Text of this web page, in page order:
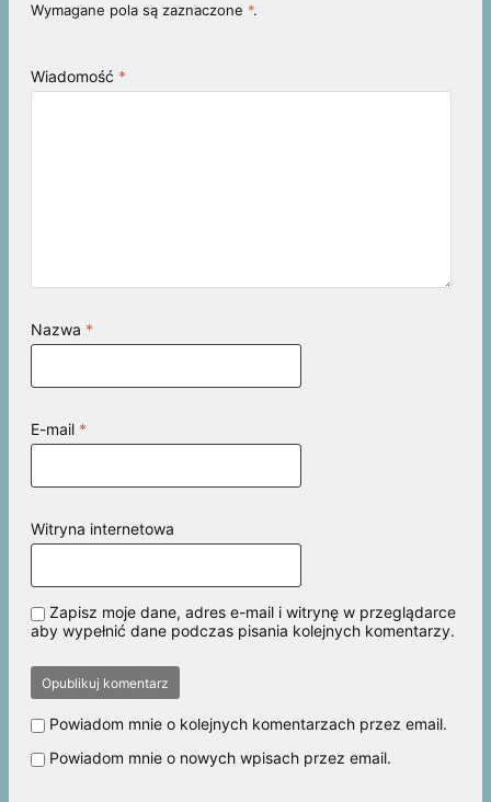
Wymagane pola są zaznaczone *.
Wiadomość *
Nazwa *
E-mail *
Witryna internetowa
Zapisz moje dane, adres e-mail i witrynę w przeglądarce
aby wypełnić dane podczas pisania kolejnych komentarzy.
Powiadom mnie o kolejnych komentarzach przez email.
Powiadom mnie o nowych wpisach przez email.